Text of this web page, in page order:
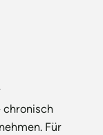
chronisch
Für